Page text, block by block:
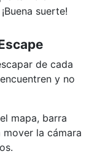
suerte!
de cada
y no
mapa, barra
la cámara